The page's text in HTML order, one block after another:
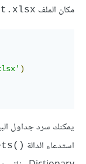
مكان الملف
)
يمكنك سرد جداول
استدعاء الدالة